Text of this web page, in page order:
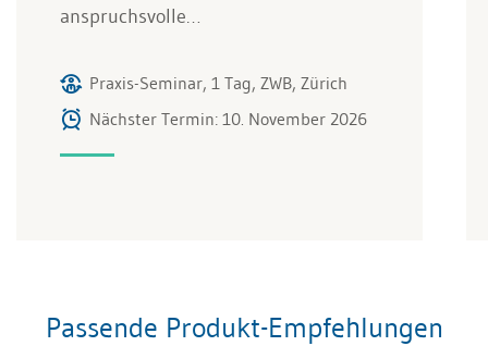
anspruchsvolle…
Praxis-Seminar, 1 Tag, ZWB, Zürich
Nächster Termin: 10. November 2026
Passende Produkt-Empfehlungen